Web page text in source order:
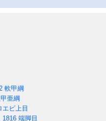
軟甲綱
亜綱
ビ上目
1816 端脚目